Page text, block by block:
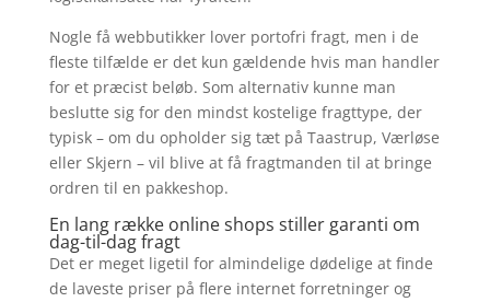
Nogle få webbutikker lover portofri fragt, men i de
fleste tilfælde er det kun gældende hvis man handler
for et præcist beløb. Som alternativ kunne man
beslutte sig for den mindst kostelige fragttype, der
typisk – om du opholder sig tæt på Taastrup, Værløse
eller Skjern – vil blive at få fragtmanden til at bringe
ordren til en pakkeshop.
En lang række online shops stiller garanti om
dag-til-dag fragt
Det er meget ligetil for almindelige dødelige at finde
de laveste priser på flere internet forretninger og